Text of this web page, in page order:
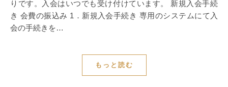
りです。入会はいつでも受け付けています。 新規入会手続
き 会費の振込み 1．新規入会手続き 専用のシステムにて入
会の手続きを…
もっと読む